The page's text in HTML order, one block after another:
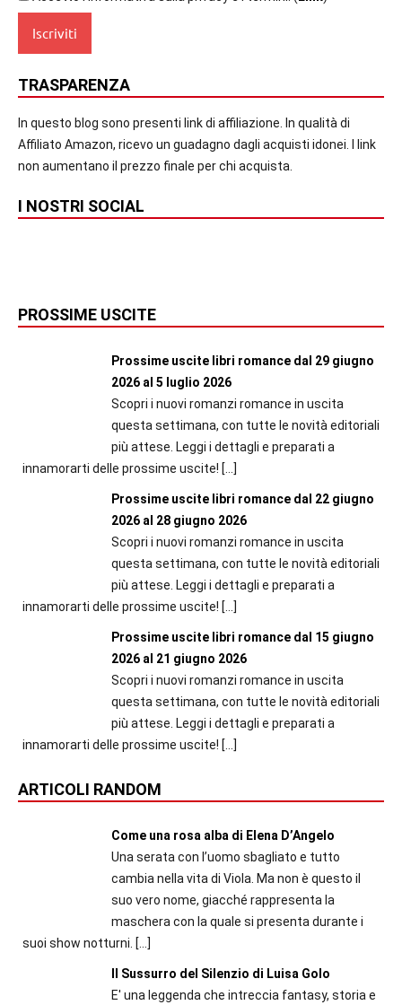
TRASPARENZA
In questo blog sono presenti link di affiliazione. In qualità di
Affiliato Amazon, ricevo un guadagno dagli acquisti idonei. I link
non aumentano il prezzo finale per chi acquista.
I NOSTRI SOCIAL
PROSSIME USCITE
Prossime uscite libri romance dal 29 giugno
2026 al 5 luglio 2026
Scopri i nuovi romanzi romance in uscita
questa settimana, con tutte le novità editoriali
più attese. Leggi i dettagli e preparati a
innamorarti delle prossime uscite! […]
Prossime uscite libri romance dal 22 giugno
2026 al 28 giugno 2026
Scopri i nuovi romanzi romance in uscita
questa settimana, con tutte le novità editoriali
più attese. Leggi i dettagli e preparati a
innamorarti delle prossime uscite! […]
Prossime uscite libri romance dal 15 giugno
2026 al 21 giugno 2026
Scopri i nuovi romanzi romance in uscita
questa settimana, con tutte le novità editoriali
più attese. Leggi i dettagli e preparati a
innamorarti delle prossime uscite! […]
ARTICOLI RANDOM
Come una rosa alba di Elena D’Angelo
Una serata con l’uomo sbagliato e tutto
cambia nella vita di Viola. Ma non è questo il
suo vero nome, giacché rappresenta la
maschera con la quale si presenta durante i
suoi show notturni. […]
Il Sussurro del Silenzio di Luisa Golo
E' una leggenda che intreccia fantasy, storia e